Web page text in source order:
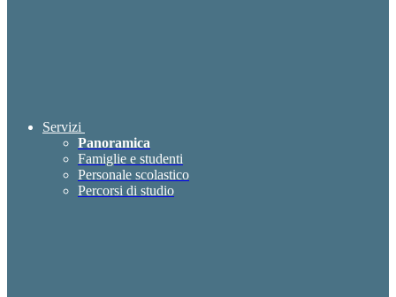
Servizi
Panoramica
Famiglie e studenti
Personale scolastico
Percorsi di studio